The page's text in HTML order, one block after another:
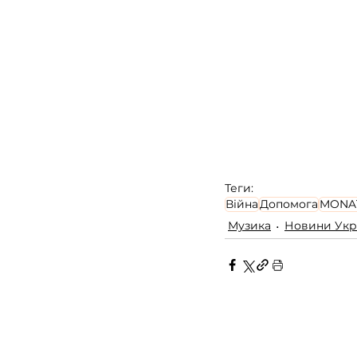
Теги:
ВійнаДопомога
Музика
Новини